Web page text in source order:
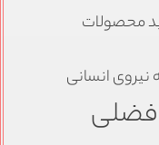
محصولات
انسانی
فضلی